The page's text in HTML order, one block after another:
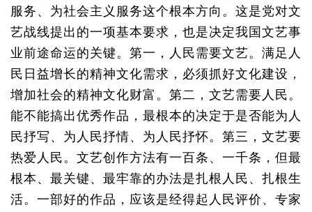
服务、为社会主义服务这个根本方向。这是党对文
艺战线提出的一项基本要求，也是决定我国文艺事
业前途命运的关键。第一，人民需要文艺。满足人
民日益增长的精神文化需求，必须抓好文化建设，
增加社会的精神文化财富。第二，文艺需要人民。
能不能搞出优秀作品，最根本的决定于是否能为人
民抒写、为人民抒情、为人民抒怀。第三，文艺要
热爱人民。文艺创作方法有一百条、一千条，但最
根本、最关键、最牢靠的办法是扎根人民、扎根生
活。一部好的作品，应该是经得起人民评价、专家